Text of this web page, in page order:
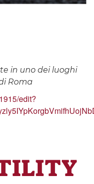
in uno dei luoghi
Roma
edit?